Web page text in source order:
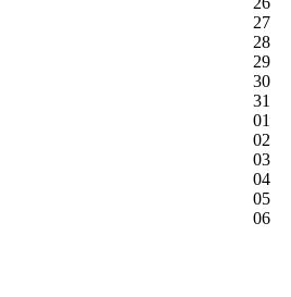
27
28
29
30
31
01
02
03
04
05
06